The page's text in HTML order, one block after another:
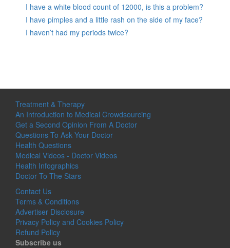
I have a white blood count of 12000, is this a problem?
I have pimples and a little rash on the side of my face?
I haven’t had my periods twice?
Treatment & Therapy
An Introduction to Medical Crowdsourcing
Get a Second Opinion From A Doctor
Questions To Ask Your Doctor
Health Questions
Medical Videos - Doctor Videos
Health Infographics
Doctor To The Stars
Contact Us
Terms & Conditions
Advertiser Disclosure
Privacy Policy and Cookies Policy
Refund Policy
Subscribe us